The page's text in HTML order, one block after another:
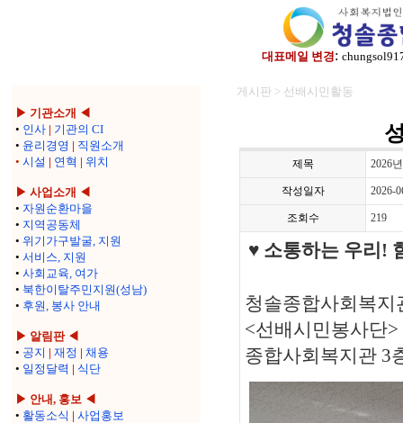
대표메일 변경:
▶ 기관소개 ◀
• 인사 | 기관의 CI
• 윤리경영 | 직원소개
• 시설 | 연혁 | 위치
▶ 사업소개 ◀
• 자원순환마을
• 지역공동체
• 위기가구발굴, 지원
• 서비스, 지원
• 사회교육, 여가
• 북한이탈주민지원(성남)
• 후원, 봉사 안내
▶ 알림판 ◀
• 공지 | 재정 | 채용
• 일정달력 | 식단
▶ 안내, 홍보 ◀
• 활동소식 | 사업홍보
게시판 > 선배시민활동
제목 2026
작성일자 2026-
조회수 219
♥ 소통하는 우리 !
청솔종합사회복
<선배시민봉사단
종합사회복지관 3